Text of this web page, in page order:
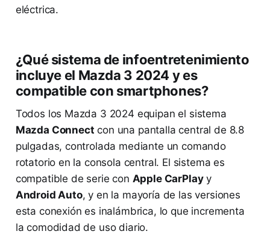
eléctrica.
¿Qué sistema de infoentretenimiento
incluye el Mazda 3 2024 y es
compatible con smartphones?
Todos los Mazda 3 2024 equipan el sistema
Mazda Connect con una pantalla central de 8.8
pulgadas, controlada mediante un comando
rotatorio en la consola central. El sistema es
compatible de serie con Apple CarPlayy
Android Auto, y en la mayoría de las versiones
esta conexión es inalámbrica, lo que incrementa
la comodidad de uso diario.